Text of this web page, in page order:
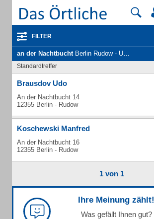
FILTER
an der NachtbuchtBerlin Rudow - Unternehmen und Personen
Standardtreffer
Brausdov Udo
An der Nachtbucht 14
12355 Berlin - Rudow
Koschewski Manfred
An der Nachtbucht 16
12355 Berlin - Rudow
1 von 1
Ihre Meinung zählt!
Was gefällt Ihnen gut?